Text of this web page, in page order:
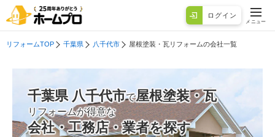
ログイン
メニュー
リフォームTOP 千葉県 八千代市 屋根塗装・瓦リフォームの会社一覧
千葉県 八千代市で屋根塗装・瓦
リフォームが得意な
会社・工務店・業者を探す